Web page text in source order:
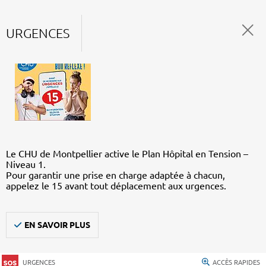
URGENCES
Le CHU de Montpellier active le Plan Hôpital en Tension –
Niveau 1.
Pour garantir une prise en charge adaptée à chacun,
appelez le 15 avant tout déplacement aux urgences.
EN SAVOIR PLUS
URGENCES ACCÈS RAPIDES